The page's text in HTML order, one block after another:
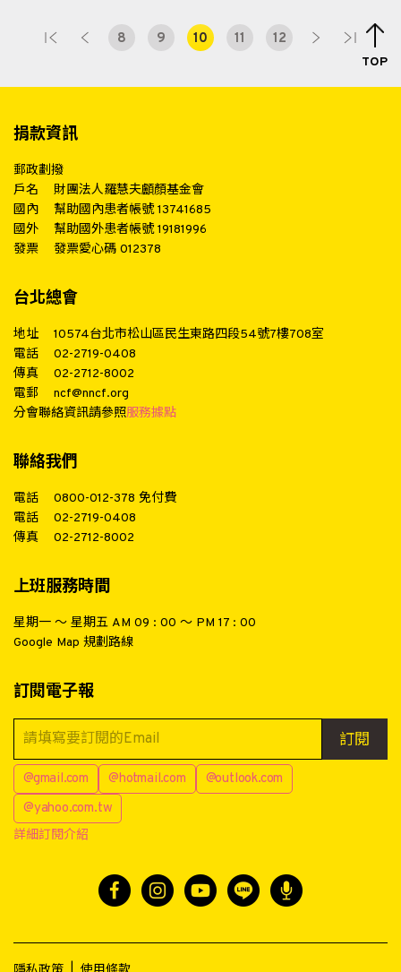
8 9 10 11 12
捐款資訊
郵政劃撥
戶名
財團法人羅慧夫顱顏基金會
國內
幫助國內患者帳號 13741685
國外
幫助國外患者帳號 19181996
發票
發票愛心碼 012378
台北總會
地址
10574台北市松山區民生東路四段54號7樓708室
電話
02-2719-0408
傳真
02-2712-8002
電郵
ncf@nncf.org
分會聯絡資訊請參照服務據點
聯絡我們
電話 0800-012-378 免付費
電話
02-2719-0408
傳真
02-2712-8002
上班服務時間
星期一 ～ 星期五 AM 09 : 00 ～ PM 17 : 00
Google Map 規劃路線
訂閱電子報
訂閱
@gmail.com @hotmail.com
@outlook.com
@yahoo.com.tw
詳細訂閱介紹
TOP